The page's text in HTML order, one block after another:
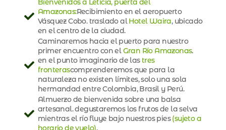
Bienvenidos a Leticia, puerta del
Amazonas:Recibimiento en el aeropuerto
Vásquez Cobo. traslado alHotel Waira, ubicado
en el centro de la ciudad.
Caminaremos hacia el puerto para nuestro
primer encuentro con elGran Río Amazonas.
en el punto imaginario de las tres
fronterascomprenderemos que para la
naturaleza no existen límites, solo una sola
hermandad entre Colombia, Brasil y Perú.
Almuerzo de bienvenida sobre una balsa
artesanal. degustaremos los frutos de la selva
mientras el río fluye bajo nuestros pies(sujeto a
horario de vuelo).